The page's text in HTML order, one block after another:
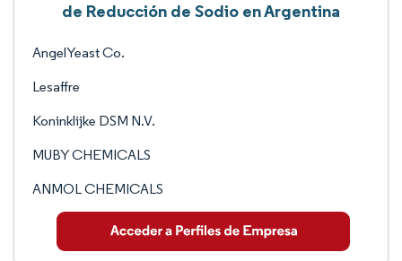
de Reducción de Sodio en Argentina
AngelYeast Co.
Lesaffre
Koninklijke DSM N.V.
MUBY CHEMICALS
ANMOL CHEMICALS